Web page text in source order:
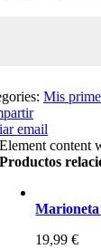
Mis
email
Element content
Productos
Marioneta
19,99€